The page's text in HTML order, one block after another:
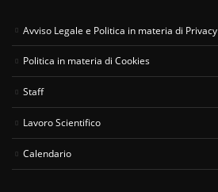
Avviso Legale e Politica in materia di Privacy
Politica in materia di Cookies
Staff
Lavoro Scientifico
Calendario